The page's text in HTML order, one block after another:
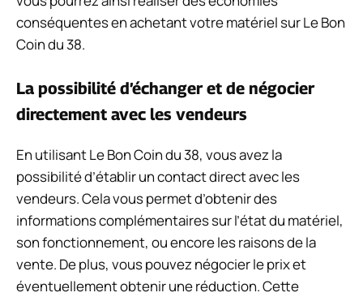
conséquentes en achetant votre matériel sur Le Bon
Coin du 38.
La possibilité d’échanger et de négocier
directement avec les vendeurs
En utilisant Le Bon Coin du 38, vous avez la
possibilité d’établir un contact direct avec les
vendeurs. Cela vous permet d’obtenir des
informations complémentaires sur l’état du matériel,
son fonctionnement, ou encore les raisons de la
vente. De plus, vous pouvez négocier le prix et
éventuellement obtenir une réduction. Cette